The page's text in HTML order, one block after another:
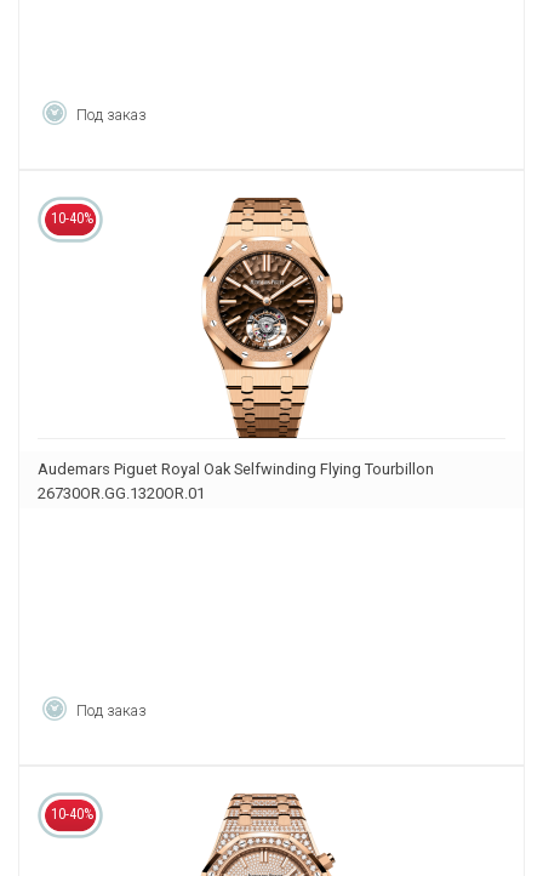
Под заказ
10-40%
Audemars Piguet Royal Oak Selfwinding Flying Tourbillon
26730OR.GG.1320OR.01
Под заказ
10-40%